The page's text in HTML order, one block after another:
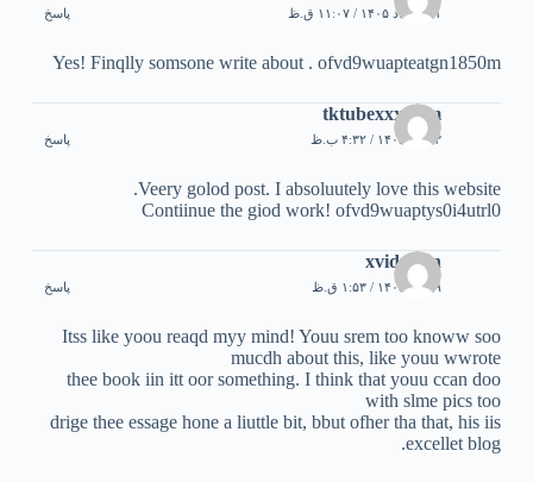
۳۱ خرداد ۱۴۰۵ / ۱۱:۰۷ ق.ظ پاسخ
Yes! Finqlly somsone write about . ofvd9wuapteatgn1850m
tktubexxx.com
۱۳ تیر ۱۴۰۵ / ۴:۳۲ ب.ظ پاسخ
Veery golod post. I absoluutely love this website.
Contiinue the giod work! ofvd9wuaptys0i4utrl0
xvids.win
۲۹ تیر ۱۴۰۵ / ۱:۵۳ ق.ظ پاسخ
Itss like yoou reaqd myy mind! Youu srem too knoww soo
mucdh about this, like youu wwrote
thee book iin itt oor something. I think that youu ccan doo
with slme pics too
drige thee essage hone a liuttle bit, bbut ofher tha that, his iis
excellet blog.